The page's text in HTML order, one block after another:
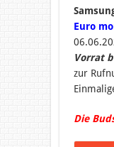
Euro
Vorrat
zur
Die